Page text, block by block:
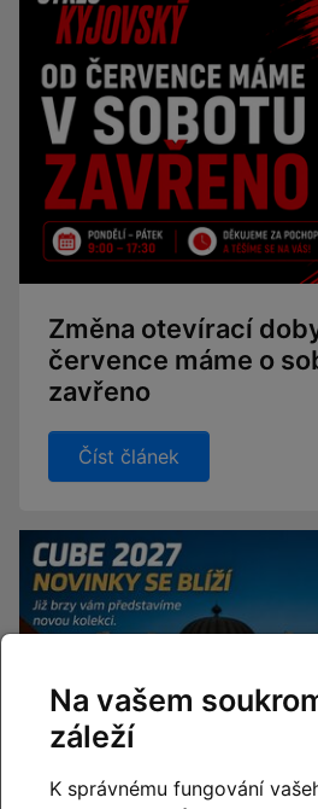
Změna otevírací
července máme o
zavřeno
Číst článek
Na vašem
záleží
K správnému fungování